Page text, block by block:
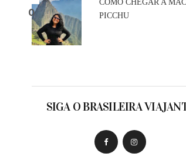
COMO CHEGAR A
PICCHU
SIGA O BRASILEIRA